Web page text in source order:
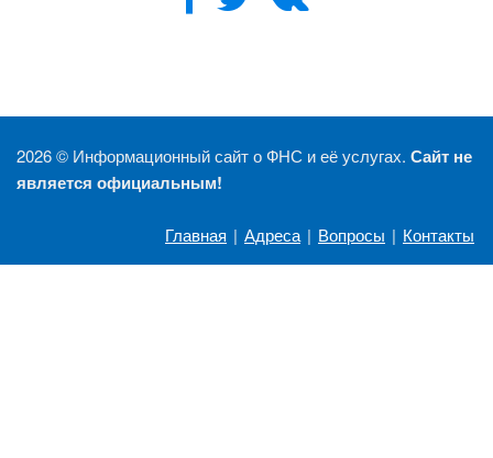
2026 © Информационный сайт о ФНС и её услугах. Сайт не
является официальным!
Главная | Адреса | Вопросы | Контакты